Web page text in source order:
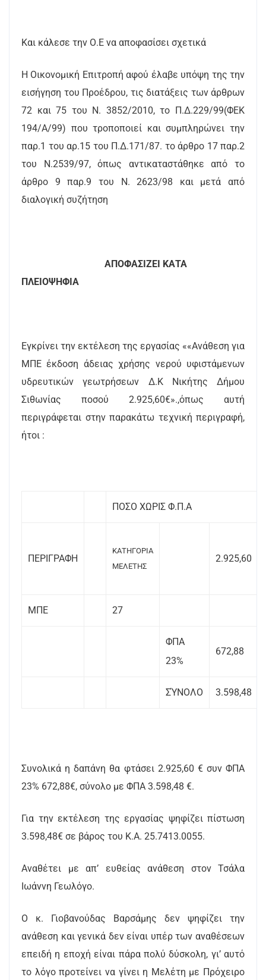
Και κάλεσε την Ο.Ε να αποφασίσει σχετικά
Η Οικονομική Επιτροπή αφού έλαβε υπόψη της την
εισήγηση του Προέδρου, τις διατάξεις των άρθρων
72 και 75 του Ν. 3852/2010, το Π.Δ.229/99(ΦΕΚ
194/Α/99) που τροποποιεί και συμπληρώνει την
παρ.1 του αρ.15 του Π.Δ.171/87. το άρθρο 17 παρ.2
του Ν.2539/97, όπως αντικαταστάθηκε από το
άρθρο 9 παρ.9 του Ν. 2623/98 και μετά από
διαλογική συζήτηση
ΑΠΟΦΑΣΙΖΕΙ ΚΑΤΑ
ΠΛΕΙΟΨΗΦΙΑ
Εγκρίνει την εκτέλεση της εργασίας ««Ανάθεση για
ΜΠΕ έκδοση άδειας χρήσης νερού υφιστάμενων
υδρευτικών γεωτρήσεων Δ.Κ Νικήτης Δήμου
Σιθωνίας ποσού 2.925,60€».,όπως αυτή
περιγράφεται στην παρακάτω τεχνική περιγραφή,
ήτοι :
ΠΟΣΟ ΧΩΡΙΣ Φ.Π.Α
ΠΕΡΙΓΡΑΦΗ
ΚΑΤΗΓΟΡΙΑ
ΜΕΛΕΤΗΣ
2.925,60
ΜΠΕ 27
ΦΠΑ
23%
672,88
ΣΎΝΟΛΟ 3.598,48
Συνολικά η δαπάνη θα φτάσει 2.925,60 € συν ΦΠΑ
23% 672,88€, σύνολο με ΦΠΑ 3.598,48 €.
Για την εκτέλεση της εργασίας ψηφίζει πίστωση
3.598,48€ σε βάρος του Κ.Α. 25.7413.0055.
Αναθέτει με απ’ ευθείας ανάθεση στον Τσάλα
Ιωάννη Γεωλόγο.
Ο κ. Γιοβανούδας Βαρσάμης δεν ψηφίζει την
ανάθεση και γενικά δεν είναι υπέρ των αναθέσεων
επειδή η εποχή είναι πάρα πολύ δύσκολη, γι’ αυτό
το λόγο προτείνει να γίνει η Μελέτη με Πρόχειρο